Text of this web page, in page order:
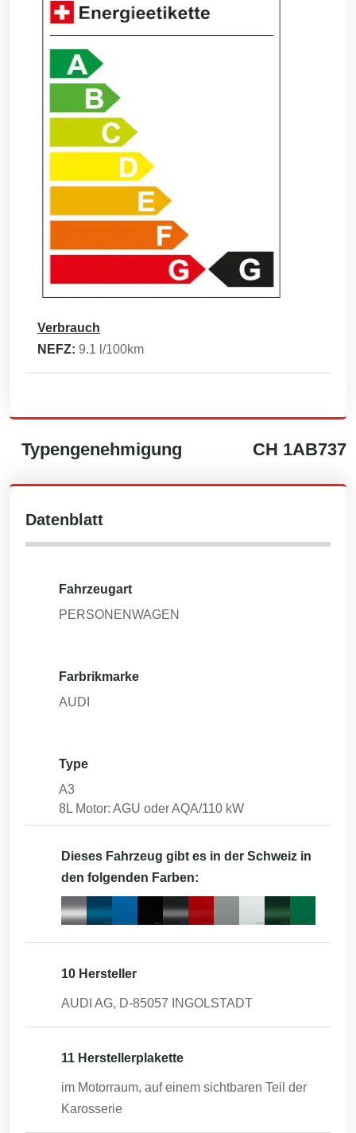
Verbrauch
NEFZ: 9.1 l/100km
Typengenehmigung CH 1AB737
Datenblatt
Fahrzeugart
PERSONENWAGEN
Farbrikmarke
AUDI
Type
A3
8L Motor: AGU oder AQA/110 kW
Dieses Fahrzeug gibt es in der Schweiz in
den folgenden Farben:
10 Hersteller
AUDI AG, D-85057 INGOLSTADT
11 Herstellerplakette
im Motorraum, auf einem sichtbaren Teil der
Karosserie